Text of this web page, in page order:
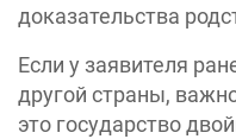
доказательства
Если у заявителя
другой страны,
это государство